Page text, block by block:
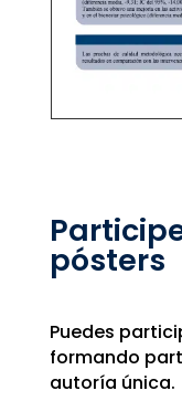
pósters
Puedes
formando
autoría única.